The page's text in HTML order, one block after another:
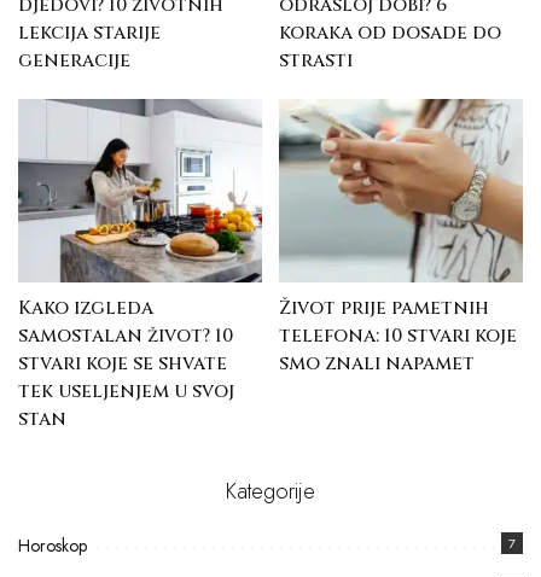
djedovi? 10 životnih
lekcija starije
generacije
odrasloj dobi? 6
koraka od dosade do
strasti
Kako izgleda
samostalan život? 10
stvari koje se shvate
tek useljenjem u svoj
stan
Život prije pametnih
telefona: 10 stvari koje
smo znali napamet
Kategorije
Horoskop 7